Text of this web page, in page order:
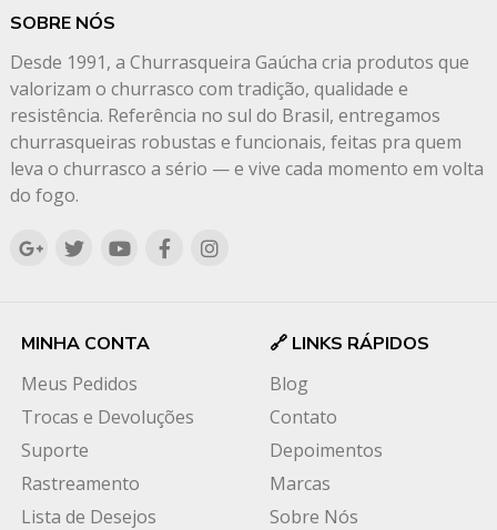
SOBRE NÓS
Desde 1991, a Churrasqueira Gaúcha cria produtos que
valorizam o churrasco com tradição, qualidade e
resistência. Referência no sul do Brasil, entregamos
churrasqueiras robustas e funcionais, feitas pra quem
leva o churrasco a sério — e vive cada momento em volta
do fogo.
MINHA CONTA
Meus Pedidos
Trocas e Devoluções
Suporte
Rastreamento
Lista de Desejos
🔗 LINKS RÁPIDOS
Blog
Contato
Depoimentos
Marcas
Sobre Nós